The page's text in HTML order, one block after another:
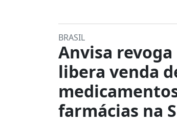
BRASIL
Anvisa
libera venda
farmácias na